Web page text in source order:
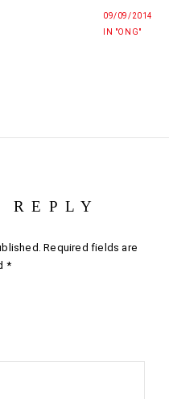
09/09/2014
IN "ONG"
Required fields are
*